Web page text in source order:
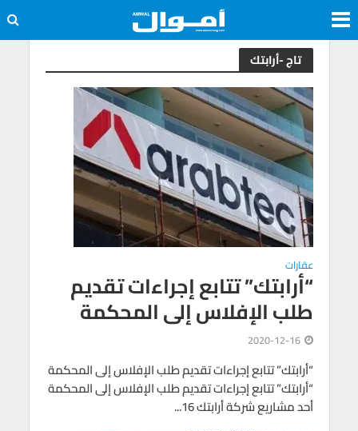
تاج -أرابتك
عقارات
“أرابتك” تتابع إجراءات تقديم
طلب الإفلاس إلى المحكمة
2020-12-16
“أرابتك” تتابع إجراءات تقديم طلب الإفلاس إلى المحكمة
“أرابتك” تتابع إجراءات تقديم طلب الإفلاس إلى المحكمة
أحد مشاريع شركة أرابتك 16...